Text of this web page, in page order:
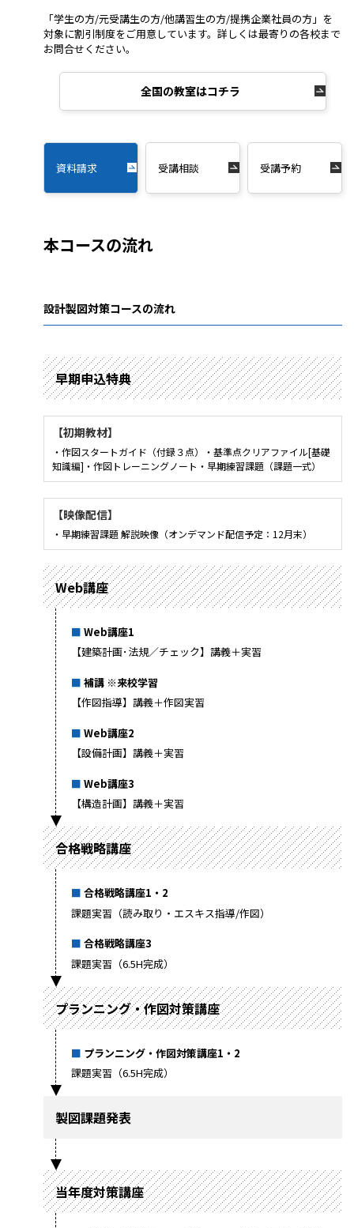
「学生の方/元受講生の方/他講習生の方/提携企業社員の方」を
対象に割引制度をご用意しています。詳しくは最寄りの各校まで
お問合せください。
全国の教室はコチラ
資料請求 受講相談 受講予約
本コースの流れ
設計製図対策コースの流れ
早期申込特典
【初期教材】
・作図スタートガイド（付録３点）・基準点クリアファイル[基礎
知識編]・作図トレーニングノート・早期練習課題（課題一式）
【映像配信】
・早期練習課題 解説映像（オンデマンド配信予定：12月末）
Web講座
Web講座1
【建築計画･法規／チェック】講義＋実習
補講 ※来校学習
【作図指導】講義＋作図実習
Web講座2
【設備計画】講義＋実習
Web講座3
【構造計画】講義＋実習
合格戦略講座
合格戦略講座1・2
課題実習（読み取り・エスキス指導/作図）
合格戦略講座3
課題実習（6.5H完成）
プランニング・作図対策講座
プランニング・作図対策講座1・2
課題実習（6.5H完成）
製図課題発表
当年度対策講座